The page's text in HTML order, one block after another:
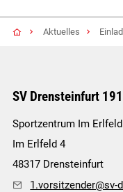
Aktuelles
SV Drensteinfurt
Sportzentrum Im Erlfeld
Im Erlfeld 4
48317 Drensteinfurt
1.vorsitzender@sv-